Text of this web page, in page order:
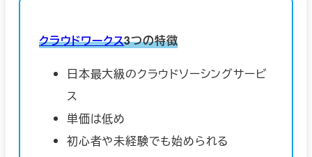
クラウドワークス3つの特徴
日本最大級のクラウドソーシングサービ
ス
単価は低め
初心者や未経験でも始められる